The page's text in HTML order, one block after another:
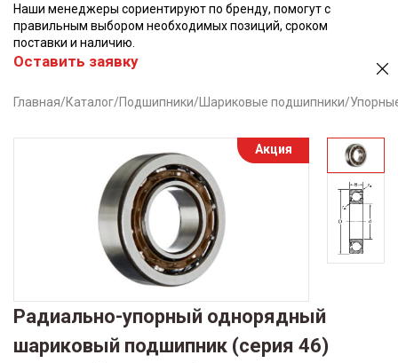
Наши менеджеры сориентируют по бренду, помогут с
правильным выбором необходимых позиций, сроком
поставки и наличию.
Оставить заявку
Главная/Каталог/Подшипники/ Шариковые подшипники/
Акция
Радиально-упорный однорядный
шариковый подшипник (серия 46)